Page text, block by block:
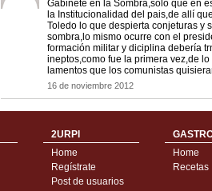
Gabinete en la Sombra,solo que en
la Institucionalidad del pais,de allí
Toledo lo que despierta conjeturas y
sombra,lo mismo ocurre con el
formación militar y diciplina debería
ineptos,como fue la primera vez,de
lamentos que los comunistas
16 de noviembre 2012
2URPI
Home
Regístrate
Post de usuarios
Home
Recetas